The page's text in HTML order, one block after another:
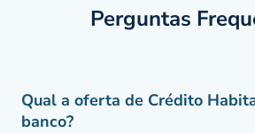
Perguntas
Qual a oferta de Crédito
banco?